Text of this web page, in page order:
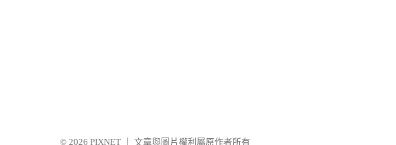
© 2026 PIXNET 文章與圖片權利屬原作者所有